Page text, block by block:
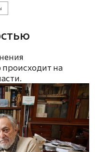
происходит на